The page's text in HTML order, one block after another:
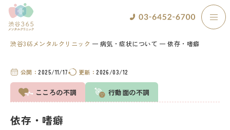
渋谷365メンタルクリニック 病気・症状について 依存・嗜癖
公開：2025/11/17 更新：2026/03/12
こころの不調 行動面の不調
依存・嗜癖